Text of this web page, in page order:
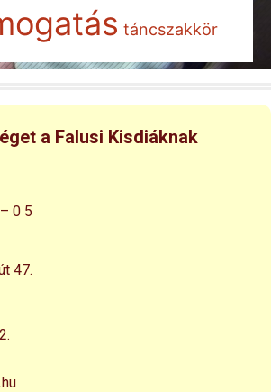
táncszakkör
a Falusi Kisdiáknak
0 5
47.